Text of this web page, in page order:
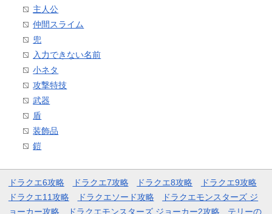
主人公
仲間スライム
兜
入力できない名前
小ネタ
攻撃特技
武器
盾
装飾品
鎧
ドラクエ6攻略 ドラクエ7攻略 ドラクエ8攻略
ドラクエ9攻略
ドラクエ11攻略
ドラクエソード攻略
ドラクエモンスターズ ジ
ョーカー攻略
ドラクエモンスターズ ジョーカー2攻略 テリーの